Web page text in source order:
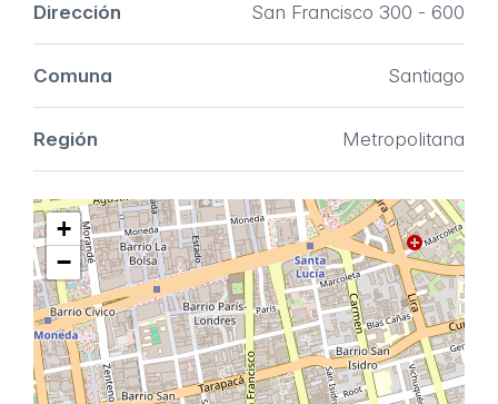
Dirección San Francisco 300 - 600
Comuna Santiago
Región Metropolitana
+
−